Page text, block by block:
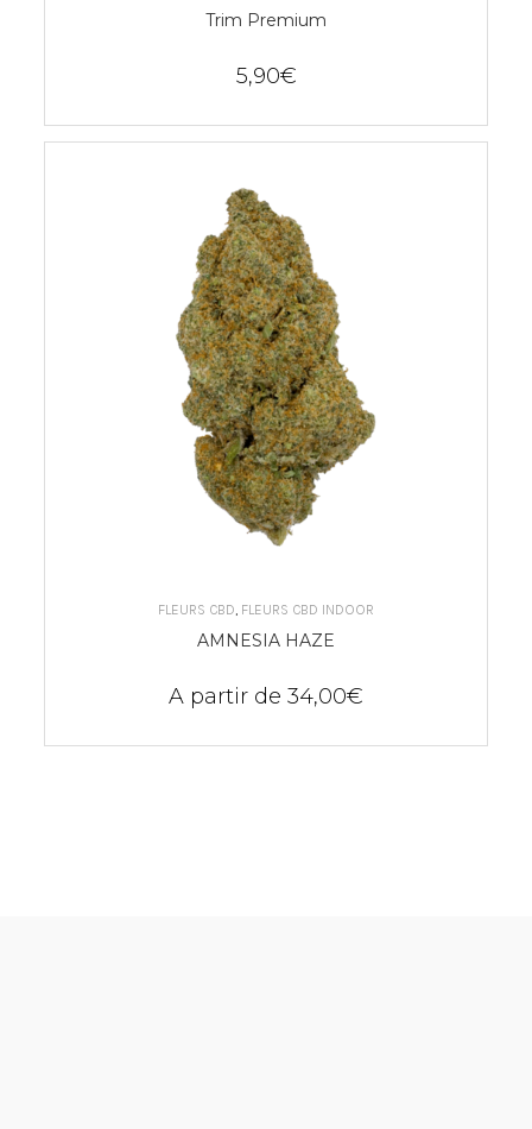
Trim Premium
5,90€
CHOIX DES OPTIONS
FLEURS CBD, FLEURS CBD INDOOR
AMNESIA HAZE
A partir de 34,00€